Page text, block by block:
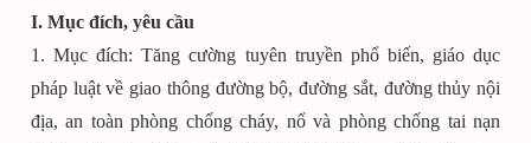
I. Mục đích, yêu cầu
1. Mục đích: Tăng cường tuyên truyền phổ biến, giáo dục
pháp luật về giao thông đường bộ, đường sắt, đường thủy nội
địa, an toàn phòng chống cháy, nổ và phòng chống tai nạn